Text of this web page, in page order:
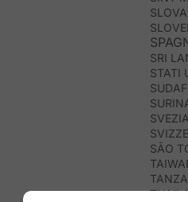
SRI
STATI
SÃO